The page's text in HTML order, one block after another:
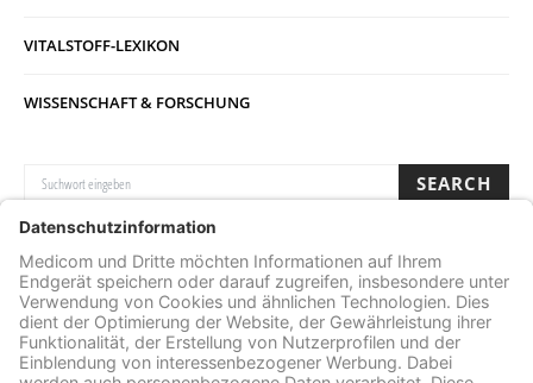
VITALSTOFF-LEXIKON
WISSENSCHAFT & FORSCHUNG
SUCHE NACH: SEARCH
Archive
ARCHIVE